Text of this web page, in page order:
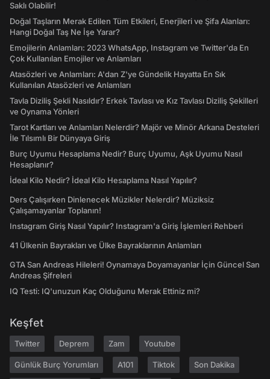
Saklı Olabilir!
Doğal Taşların Merak Edilen Tüm Etkileri, Enerjileri ve Şifa Alanları:
Hangi Doğal Taş Ne İşe Yarar?
Emojilerin Anlamları: 2023 WhatsApp, Instagram ve Twitter'da En
Çok Kullanılan Emojiler ve Anlamları
Atasözleri ve Anlamları: A'dan Z'ye Gündelik Hayatta En Sık
Kullanılan Atasözleri ve Anlamları
Tavla Diziliş Şekli Nasıldır? Erkek Tavlası ve Kız Tavlası Diziliş Şekilleri
ve Oynama Yönleri
Tarot Kartları ve Anlamları Nelerdir? Majör ve Minör Arkana Desteleri
İle Tılsımlı Bir Dünyaya Giriş
Burç Uyumu Hesaplama Nedir? Burç Uyumu, Aşk Uyumu Nasıl
Hesaplanır?
İdeal Kilo Nedir? İdeal Kilo Hesaplama Nasıl Yapılır?
Ders Çalışırken Dinlenecek Müzikler Nelerdir? Müziksiz
Çalışamayanlar Toplanın!
Instagram Giriş Nasıl Yapılır? Instagram'a Giriş İşlemleri Rehberi
41 Ülkenin Bayrakları ve Ülke Bayraklarının Anlamları
GTA San Andreas Hileleri! Oynamaya Doyamayanlar İçin Güncel San
Andreas Şifreleri
IQ Testi: IQ'unuzun Kaç Olduğunu Merak Ettiniz mi?
Keşfet
Twitter Deprem Zam Youtube
Günlük Burç Yorumları A101 Tiktok Son Dakika